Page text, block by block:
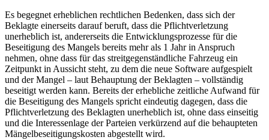
Es begegnet erheblichen rechtlichen Bedenken, dass sich der
Beklagte einerseits darauf beruft, dass die Pflichtverletzung
unerheblich ist, andererseits die Entwicklungsprozesse für die
Beseitigung des Mangels bereits mehr als 1 Jahr in Anspruch
nehmen, ohne dass für das streitgegenständliche Fahrzeug ein
Zeitpunkt in Aussicht steht, zu dem die neue Software aufgespielt
und der Mangel – laut Behauptung der Beklagten – vollständig
beseitigt werden kann. Bereits der erhebliche zeitliche Aufwand für
die Beseitigung des Mangels spricht eindeutig dagegen, dass die
Pflichtverletzung des Beklagten unerheblich ist, ohne dass einseitig
und die Interessenlage der Parteien verkürzend auf die behaupteten
Mängelbeseitigungskosten abgestellt wird.